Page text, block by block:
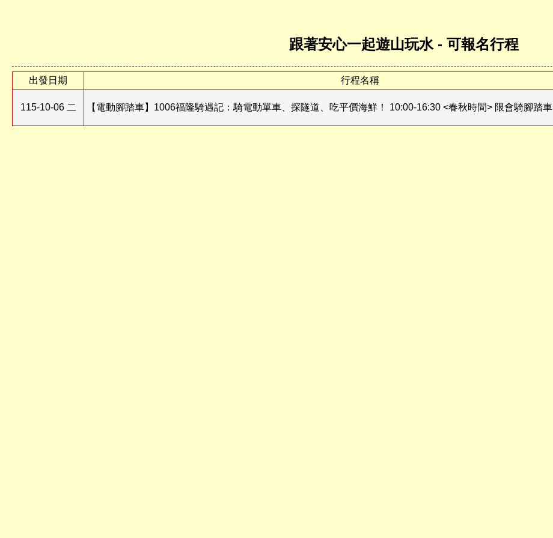
跟著安心一起遊山玩水 - 可報名行程
出發日期 行程名稱
115-10-06 二 【電動腳踏車】1006福隆騎遇記：騎電動單車、探隧道、吃平價海鮮！ 10:00-16:30 <春秋時間> 限會騎腳踏車